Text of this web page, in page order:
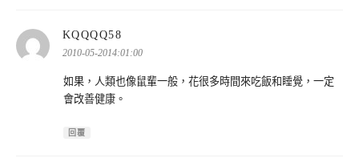
KQQQQ58
示:
2010-05-2014:01:00
如果，人類也像鼠輩一般，花很多時間來吃飯和睡覺，一定
會改善健康。
回覆